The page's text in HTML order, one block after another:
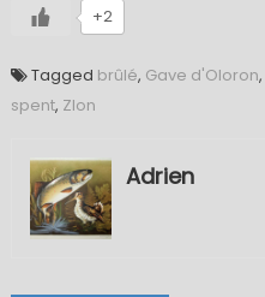
+2
Tagged brûlé, Gave d'Oloron,
spent, Zlon
Adrien